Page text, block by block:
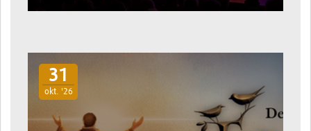
31
okt. '26